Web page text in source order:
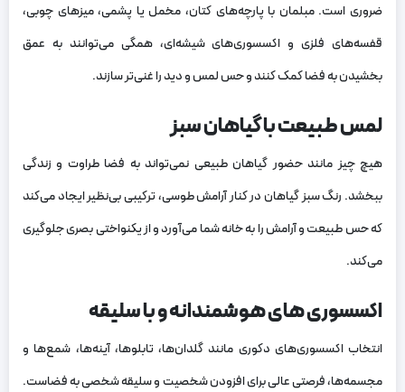
ضروری است. مبلمان با پارچه‌های کتان، مخمل یا پشمی، میزهای چوبی،
قفسه‌های فلزی و اکسسوری‌های شیشه‌ای، همگی می‌توانند به عمق
بخشیدن به فضا کمک کنند و حس لمس و دید را غنی‌تر سازند.
لمس طبیعت با گیاهان سبز
هیچ چیز مانند حضور گیاهان طبیعی نمی‌تواند به فضا طراوت و زندگی
ببخشد. رنگ سبز گیاهان در کنار آرامش طوسی، ترکیبی بی‌نظیر ایجاد می‌کند
که حس طبیعت و آرامش را به خانه شما می‌آورد و از یکنواختی بصری جلوگیری
می‌کند.
اکسسوری های هوشمندانه و با سلیقه
انتخاب اکسسوری‌های دکوری مانند گلدان‌ها، تابلوها، آینه‌ها، شمع‌ها و
مجسمه‌ها، فرصتی عالی برای افزودن شخصیت و سلیقه شخصی به فضاست.